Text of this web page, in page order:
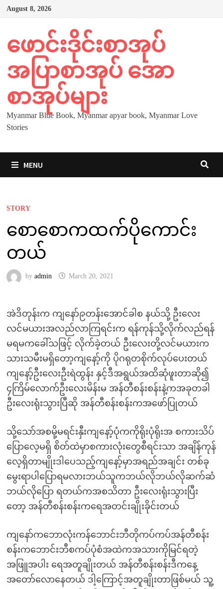
Skip
August 8, 2026
ဖောင်းဒိုင်းစာအုပ်
အပြာစာအုပ် အော
စာအုပ်များ
Myanmar Blue Book, Myanmar apyar book, Myanmar Love
Stories
MENU
STORY
စောစောကထက်ပိုကောင်း
တယ်
by admin March 20, 2021
အဲဒိတုန်းက ကျနော်၉တန်းအောင်ခါစ နယ်သို့ ဦးလေး
လင်မယားအလည်လာကြရင်းက ရန်ကုန်သို့လိုက်လည်ရန်
မရမကခေါ်သဖြင့် လိုက်ခဲ့တယ် ဦးလေးတို့လင်မယားက
သားသမီးမရှိတော့ကျနော့်ကို ပိုဂရုတစိုက်လုပ်ပေးတယ်
ကျနော့်ဦးလေးဦးရဲထွန်း နှင့်ဒီအရွယ်အထိဆုံဖူးတာဆို၍
၄ကြိမ်လောက်ဦးလေးမိန်းမ အန်တီစန်းစန်းနဲ့ကအခုတခါ
ဦးလေးရုံးသွားပြီဆို အန်တီစန်းစန်းကအဖော်ပြုတယ်
သို့သော်အစမို့မရင်းနှီးကျနော့်ပုံကကိုရိုးပုံရိုးအ စကားသိပ်
ပြောလေ့မရှိ စိတ်ထဲမှာစကားလုံးတွေစီရင်းသာ အချိန်ကုန်
လေ့ရှိတာမျိုးဒါပေသည့်ကျနော့်မှာအရည်အချင်း တစ်ခု
မွေးရာပါပြောရမလားဘယ်သူကဘယ်လိုဘယ်လိုဆက်ဆံ
ဘယ်လိုပြော ရတယ်ကအစသိတာ ဦးလေးရုံးသွားပြီး
တော့ အန်တီစန်းစန်းကရေအတင်းချိုးခိုင်းတယ်
ကျနော်ကဘောလုံးကန်ဘောင်းဘီတိုကပ်ကပ်အန်တီစန်း
စန်းကဘောင်းဘီစကပ်ပုံစံအထဲကအသားကိုမြင်ရတဲ့
အဖြူအပါး ရေအတူချိုးတယ် အန်တီစန်းစန်းဒီကနေ့
အတော်လောနေတယ် ဒါ့ကြောင့်အတူချိုးတာဖြစ်မယ် သူ့